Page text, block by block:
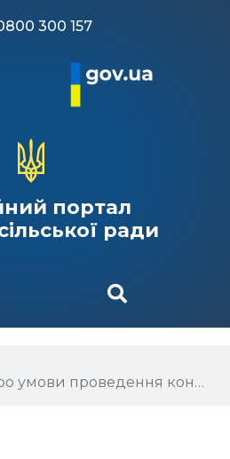
300 157
портал
ради
підтримки для дотації фізичним особам за утримання корів